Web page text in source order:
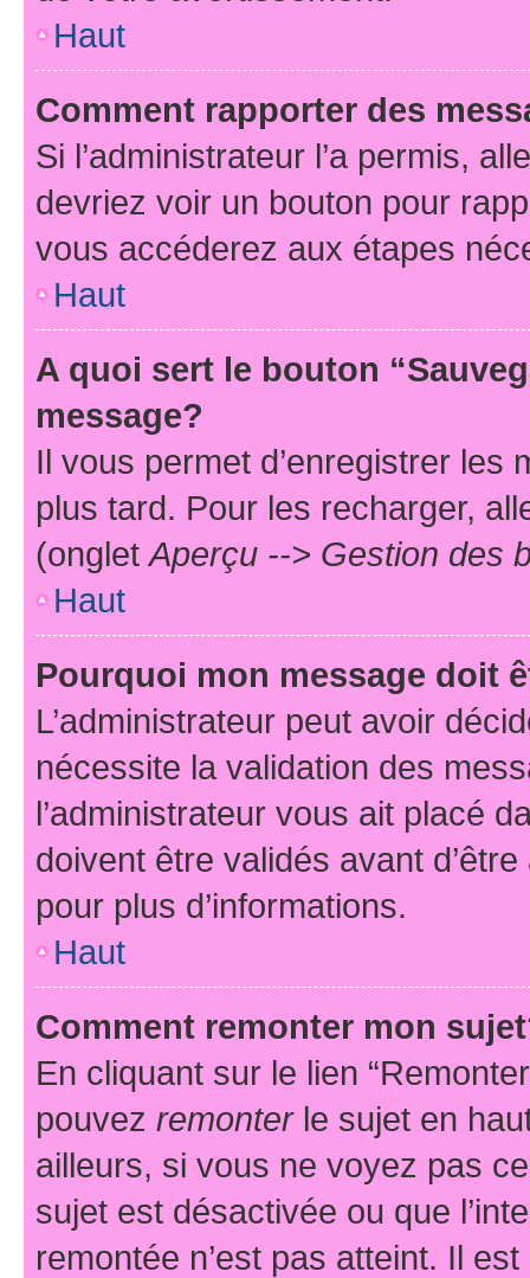
Haut
Comment rapporter des
Si l’administrateur l’a permis,
devriez voir un bouton pour
vous accéderez aux étapes
Haut
A quoi sert le bouton
message?
Il vous permet d’enregistrer
plus tard. Pour les recharger,
(ongletAperçu --> Gestion des
Haut
Pourquoi mon message doit
L’administrateur peut avoir
nécessite la validation des
l’administrateur vous ait placé
doivent être validés avant
pour plus d’informations.
Haut
Comment remonter mon
En cliquant sur le lien
pouvez remonterle sujet en
ailleurs, si vous ne voyez pas
sujet est désactivée ou que
remontée n’est pas atteint. Il